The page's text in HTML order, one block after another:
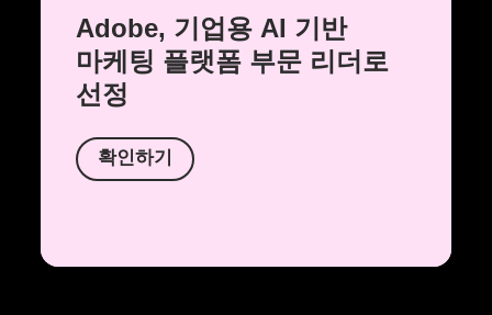
Adobe, 기업용 AI 기반
마케팅 플랫폼 부문 리더로
선정
확인하기